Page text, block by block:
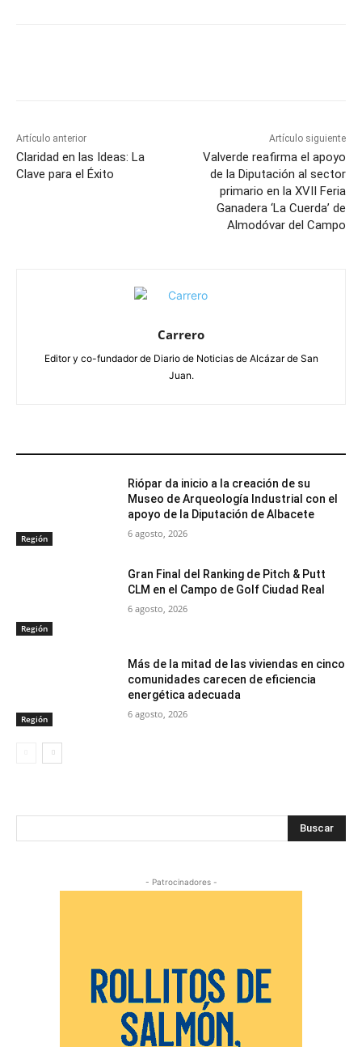
Artículo anterior
Claridad en las Ideas: La
Clave para el Éxito
Artículo siguiente
Valverde reafirma el apoyo
de la Diputación al sector
primario en la XVII Feria
Ganadera ‘La Cuerda’ de
Almodóvar del Campo
Carrero
Editor y co-fundador de Diario de Noticias de Alcázar de San
Juan.
Región
Riópar da inicio a la creación de su
Museo de Arqueología Industrial con el
apoyo de la Diputación de Albacete
6 agosto, 2026
Región
Gran Final del Ranking de Pitch & Putt
CLM en el Campo de Golf Ciudad Real
6 agosto, 2026
Región
Más de la mitad de las viviendas en cinco
comunidades carecen de eficiencia
energética adecuada
6 agosto, 2026
Buscar
- Patrocinadores -